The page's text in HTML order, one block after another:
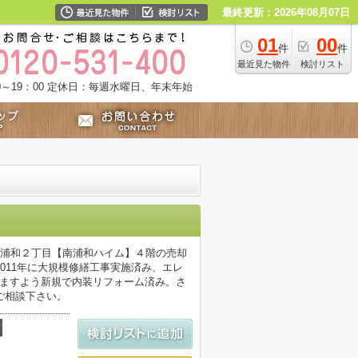
最終更新：2026年08月07日
01件
最近見た物件
00件
検討リスト
19：00 定休日：毎週水曜日、年末年始
和２丁目【南浦和ハイム】４階の売却
年に大規模修繕工事実施済み、エレ
すよう新規で内装リフォーム済み。さ
談下さい。